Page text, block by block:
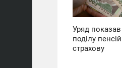
Уряд
поділу
страхову